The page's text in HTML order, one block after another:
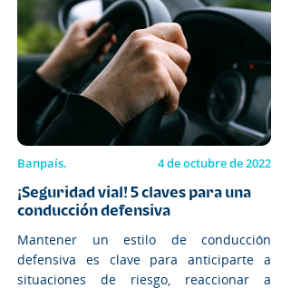
Banpaís. 4 de octubre de 2022
¡Seguridad vial! 5 claves para una
conducción defensiva
Mantener un estilo de conducción
defensiva es clave para anticiparte a
situaciones de riesgo, reaccionar a